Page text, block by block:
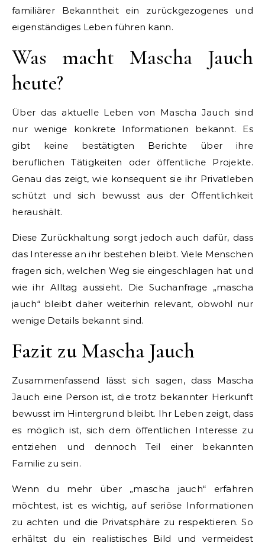
familiärer Bekanntheit ein zurückgezogenes und
eigenständiges Leben führen kann.
Was macht Mascha Jauch
heute?
Über das aktuelle Leben von Mascha Jauch sind
nur wenige konkrete Informationen bekannt. Es
gibt keine bestätigten Berichte über ihre
beruflichen Tätigkeiten oder öffentliche Projekte.
Genau das zeigt, wie konsequent sie ihr Privatleben
schützt und sich bewusst aus der Öffentlichkeit
heraushält.
Diese Zurückhaltung sorgt jedoch auch dafür, dass
das Interesse an ihr bestehen bleibt. Viele Menschen
fragen sich, welchen Weg sie eingeschlagen hat und
wie ihr Alltag aussieht. Die Suchanfrage „mascha
jauch“ bleibt daher weiterhin relevant, obwohl nur
wenige Details bekannt sind.
Fazit zu Mascha Jauch
Zusammenfassend lässt sich sagen, dass Mascha
Jauch eine Person ist, die trotz bekannter Herkunft
bewusst im Hintergrund bleibt. Ihr Leben zeigt, dass
es möglich ist, sich dem öffentlichen Interesse zu
entziehen und dennoch Teil einer bekannten
Familie zu sein.
Wenn du mehr über „mascha jauch“ erfahren
möchtest, ist es wichtig, auf seriöse Informationen
zu achten und die Privatsphäre zu respektieren. So
erhältst du ein realistisches Bild und vermeidest